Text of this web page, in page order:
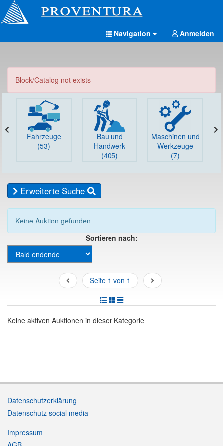
Navigation Anmelden
Block/Catalog not exists
Fahrzeuge
(53)
Bau und
Handwerk
(405)
Maschinen und
Werkzeuge
(7)
Erweiterte Suche
Keine Auktion gefunden
Sortieren nach:
Seite 1 von 1
Keine aktiven Auktionen in dieser Kategorie
Datenschutzerklärung
Datenschutz social media
Impressum